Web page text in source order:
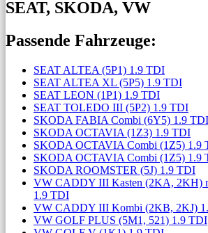
SEAT, SKODA, VW
Passende Fahrzeuge:
SEAT ALTEA (5P1) 1.9 TDI
SEAT ALTEA XL (5P5) 1.9 TDI
SEAT LEON (1P1) 1.9 TDI
SEAT TOLEDO III (5P2) 1.9 TDI
SKODA FABIA Combi (6Y5) 1.9 TDI
SKODA OCTAVIA (1Z3) 1.9 TDI
SKODA OCTAVIA Combi (1Z5) 1.9
SKODA OCTAVIA Combi (1Z5) 1.9
SKODA ROOMSTER (5J) 1.9 TDI
VW CADDY III Kasten (2KA, 2KH)
1.9 TDI
VW CADDY III Kombi (2KB, 2KJ)
VW GOLF PLUS (5M1, 521) 1.9 TDI